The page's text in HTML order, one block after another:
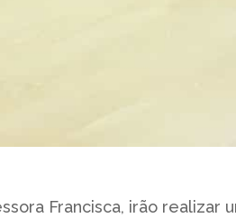
Francisca, irão realizar